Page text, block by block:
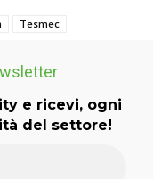
Tesmec
e ricevi, ogni
del settore!